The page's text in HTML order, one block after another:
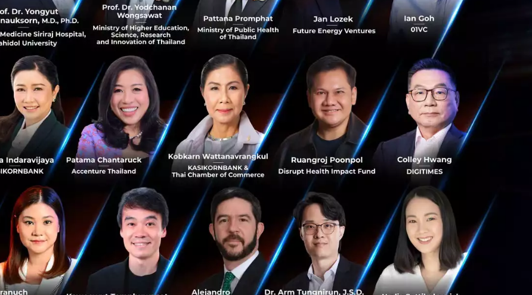
ตลาดหลักทรัพย์แห่งประเทศไทย หรือ กลต. ถึงเรื่องการเข้า
ถือหุ้นในบริษัท ...
เมษายน 4, 2019
Techsauce Team
455
News CPALL Retail Thai Smart Card Digital Payment
ไฟเขียว! หน่วยงานราชยกเลิกการใช้กระดาษ เตรียม
ออกเอกสารระบบดิจิทัล
หลังจากหลายหน่วยงานภาครัฐมีการยกเลิกการใช้บัตร
ประชาชน ล่าสุดมติคณะรัฐมนตรีเห็นชอบให้หน่วยงานยกเลิก
การออกเอกสารด้วยกระดาษ พร้อมดำเนินงานผ่านระบบ
ดิจิทัลและระบบอิเล็กทรอนิกส์ (e-Servi...
เมษายน 3, 2019
Techsauce Team
733
News goverment E-Government
True ลงทุนใน Crave Interactive ผู้พัฒนา
Smart Hotel Solution แย้มลุยตลาด IoT